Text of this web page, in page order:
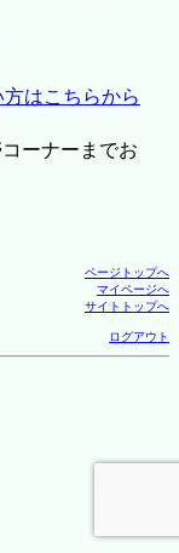
はこちらから
ーナーまでお
ページトップへ
マイページへ
サイトトップへ
ログアウト